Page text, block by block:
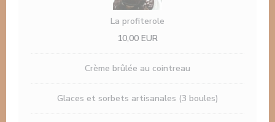
La profiterole
10,00 EUR
Crème brûlée au cointreau
Glaces et sorbets artisanales (3 boules)